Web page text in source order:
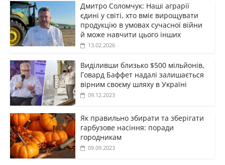
Дмитро Соломчук: Наші аграрії
єдині у світі, хто вміє вирощувати
продукцію в умовах сучасної війни
й може навчити цього інших
13.02.2026
Виділивши близько $500 мільйонів,
Говард Баффет надалі залишається
вірним своєму шляху в Україні
09.12.2023
Як правильно збирати та зберігати
гарбузове насіння: поради
городникам
09.09.2023